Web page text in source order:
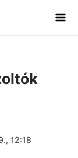
12:18